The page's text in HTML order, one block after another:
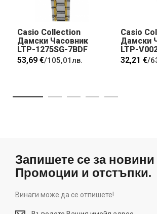
Casio Collection
Дамски Часовник
LTP-1275SG-7BDF
53,69 €/105,01лв.
Casio
Дамски
LTP-
32,21 €/
Запишете се за новини
Промоции и отстъпки.
Винаги може да се отпишете!
Винаги